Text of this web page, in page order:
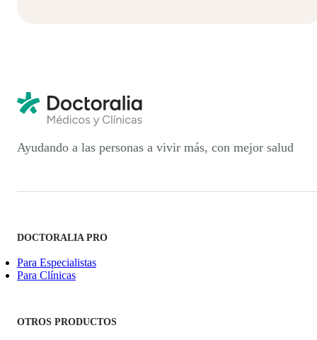
Ayudando a las personas a vivir más, con mejor salud
DOCTORALIA PRO
Para Especialistas
Para Clínicas
OTROS PRODUCTOS